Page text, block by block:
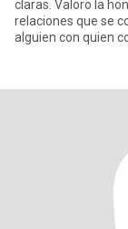
claras. Valoro la
relaciones que se
alguien con quien